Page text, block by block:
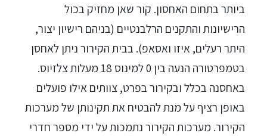
ביותר בתחום האחסון. קור שאן מחזיק בכול
הרישיונות והתקנים הרלבנטיים (בניהם רישיון יצור,
היתר רעלים, איזו ואסאפ). בבית הקירור ניתן לאחסן
בטמפרטורה הנעה בין 0 למינוס 18 מעלות צלזיוס.
באחסנה בכלל ובקירור בפרט, צוותים אילו פועלים
באופן רציף על מנת להבטיח את תקינותן של מערכות
הקירור. מערכות הקירור נתמכות על ידי מספר חדרי